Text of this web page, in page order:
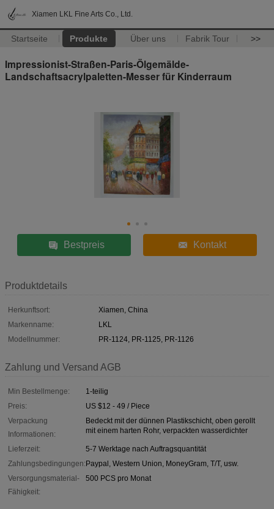
Xiamen LKL Fine Arts Co., Ltd.
Startseite Produkte Über uns Fabrik Tour >>
Impressionist-Straßen-Paris-Ölgemälde-
Landschaftsacrylpaletten-Messer für Kinderraum
Bestpreis Kontakt
Produktdetails
Herkunftsort:
Xiamen, China
Markenname:
LKL
Modellnummer:
PR-1124, PR-1125, PR-1126
Zahlung und Versand AGB
Min Bestellmenge:
1-teilig
Preis:
US $12 - 49 / Piece
Verpackung
Informationen:
Bedeckt mit der dünnen Plastikschicht, oben gerollt
mit einem harten Rohr, verpackten wasserdichter
Lieferzeit:
5-7 Werktage nach Auftragsquantität
Zahlungsbedingungen:Paypal, Western Union, MoneyGram, T/T, usw.
Versorgungsmaterial-
Fähigkeit:
500 PCS pro Monat